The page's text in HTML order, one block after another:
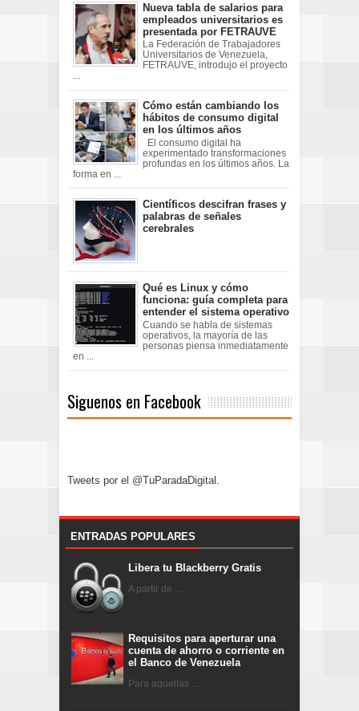
Nueva tabla de salarios para
empleados universitarios es
presentada por FETRAUVE
La Federación de Trabajadores
Universitarios de Venezuela,
FETRAUVE, introdujo el proyecto
Cómo están cambiando los
hábitos de consumo digital
en los últimos años
El consumo digital ha
experimentado transformaciones
profundas en los últimos años. La
forma en ...
Científicos descifran frases y
palabras de señales
cerebrales
Qué es Linux y cómo
funciona: guía completa para
entender el sistema operativo
Cuando se habla de sistemas
operativos, la mayoría de las
personas piensa inmediatamente
en ...
Siguenos en Facebook
Tweets por el @TuParadaDigital.
ENTRADAS POPULARES
Libera tu Blackberry Gratis
A partir de ...
Requisitos para aperturar una
cuenta de ahorro o corriente en
el Banco de Venezuela
Para aquellas ...